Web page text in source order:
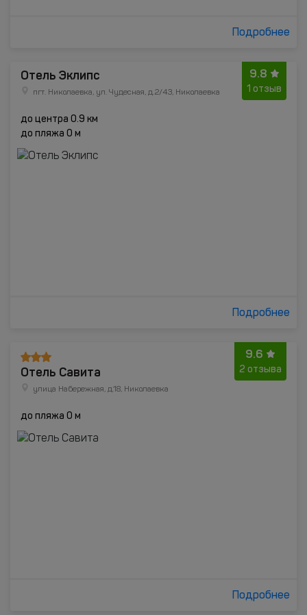
Подробнее
9.8
1 отзыв
Отель Эклипс
пгт. Николаевка, ул. Чудесная, д.2/43, Николаевка
до центра 0.9 км
до пляжа 0 м
Подробнее
9.6
2 отзыва
Отель Савита
улица Набережная, д.18, Николаевка
до пляжа 0 м
Подробнее